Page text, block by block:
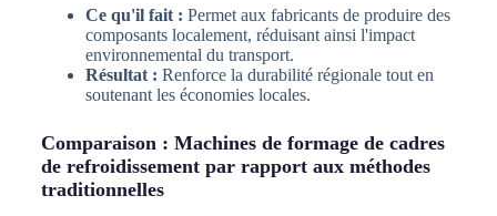
Ce qu'il fait : Permet aux fabricants de produire des
composants localement, réduisant ainsi l'impact
environnemental du transport.
Résultat : Renforce la durabilité régionale tout en
soutenant les économies locales.
Comparaison : Machines de formage de cadres
de refroidissement par rapport aux méthodes
traditionnelles